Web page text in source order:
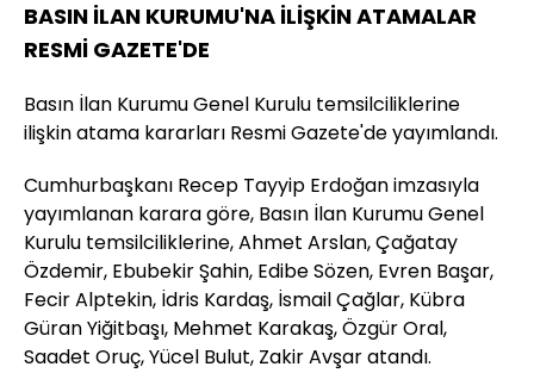
BASIN İLAN KURUMU'NA İLİŞKİN ATAMALAR
RESMİ GAZETE'DE
Basın İlan Kurumu Genel Kurulu temsilciliklerine
ilişkin atama kararları Resmi Gazete'de yayımlandı.
Cumhurbaşkanı Recep Tayyip Erdoğan imzasıyla
yayımlanan karara göre, Basın İlan Kurumu Genel
Kurulu temsilciliklerine, Ahmet Arslan, Çağatay
Özdemir, Ebubekir Şahin, Edibe Sözen, Evren Başar,
Fecir Alptekin, İdris Kardaş, İsmail Çağlar, Kübra
Güran Yiğitbaşı, Mehmet Karakaş, Özgür Oral,
Saadet Oruç, Yücel Bulut, Zakir Avşar atandı.